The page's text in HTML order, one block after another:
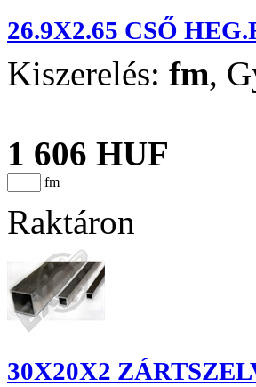
26.9X2.65 CSŐ
Kiszerelés: fm,
1 606 HUF
fm
Raktáron
30X20X2